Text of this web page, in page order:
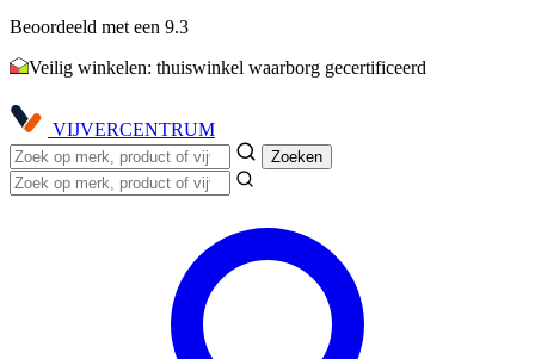
Beoordeeld met een 9.3
Veilig winkelen: thuiswinkel waarborg gecertificeerd
VIJVERCENTRUM
Zoeken